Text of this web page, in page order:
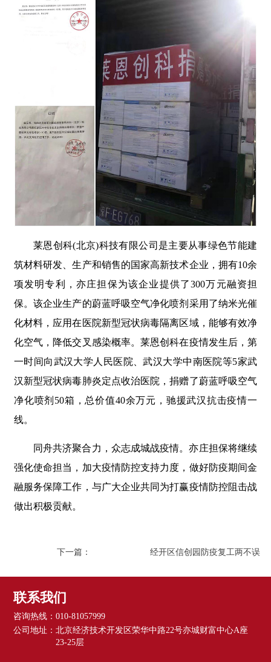
莱恩创科(北京)科技有限公司是主要从事绿色节能建
筑材料研发、生产和销售的国家高新技术企业，拥有10余
项发明专利，亦庄担保为该企业提供了300万元融资担
保。该企业生产的蔚蓝呼吸空气净化喷剂采用了纳米光催
化材料，应用在医院新型冠状病毒隔离区域，能够有效净
化空气，降低交叉感染概率。莱恩创科在疫情发生后，第
一时间向武汉大学人民医院、武汉大学中南医院等5家武
汉新型冠状病毒肺炎定点收治医院，捐赠了蔚蓝呼吸空气
净化喷剂50箱，总价值40余万元，驰援武汉抗击疫情一
线。
同舟共济聚合力，众志成城战疫情。亦庄担保将继续
强化使命担当，加大疫情防控支持力度，做好防疫期间金
融服务保障工作，与广大企业共同为打赢疫情防控阻击战
做出积极贡献。
经开区信创园防疫复工两不误
下一篇：
联系我们
咨询热线： 010-81057999
公司地址： 北京经济技术开发区荣华中路22号亦城财富中心A座
23-25层